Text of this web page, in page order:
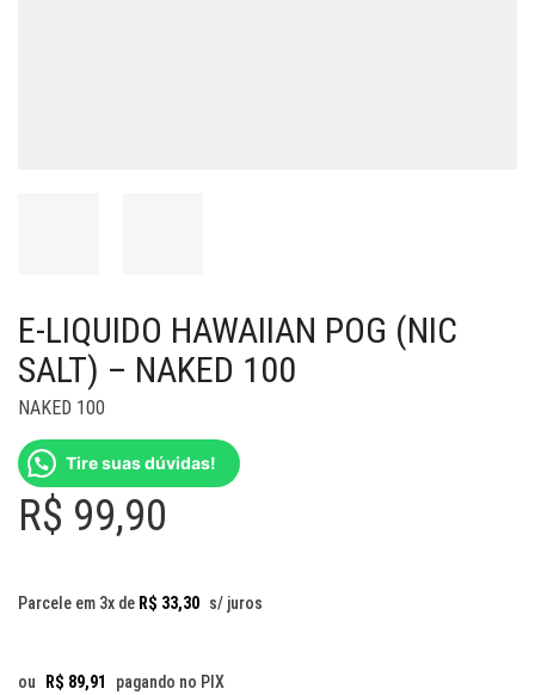
E-LIQUIDO HAWAIIAN POG (NIC
SALT) – NAKED 100
NAKED 100
Tire suas dúvidas!
R$ 99,90
Parcele em 3x de R$ 33,30 s/ juros
ou R$ 89,91 pagando no PIX